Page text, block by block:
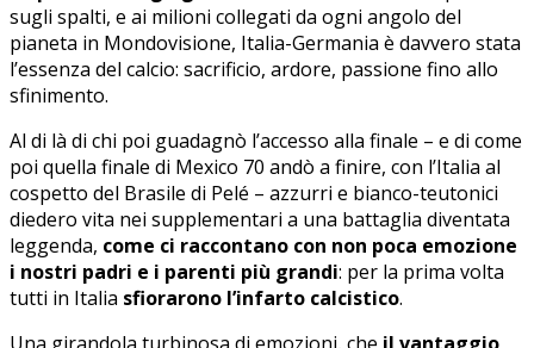
sugli spalti, e ai milioni collegati da ogni angolo del
pianeta in Mondovisione, Italia-Germania è davvero stata
l’essenza del calcio: sacrificio, ardore, passione fino allo
sfinimento.
Al di là di chi poi guadagnò l’accesso alla finale – e di come
poi quella finale di Mexico 70 andò a finire, con l’Italia al
cospetto del Brasile di Pelé – azzurri e bianco-teutonici
diedero vita nei supplementari a una battaglia diventata
leggenda, come ci raccontano con non poca emozione
i nostri padri e i parenti più grandi: per la prima volta
tutti in Italia sfiorarono l’infarto calcistico.